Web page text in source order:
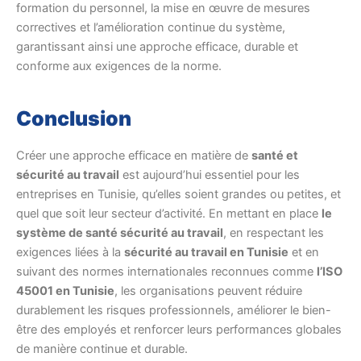
formation du personnel, la mise en œuvre de mesures
correctives et l’amélioration continue du système,
garantissant ainsi une approche efficace, durable et
conforme aux exigences de la norme.
Conclusion
Créer une approche efficace en matière de santé et
sécurité au travail est aujourd’hui essentiel pour les
entreprises en Tunisie, qu’elles soient grandes ou petites, et
quel que soit leur secteur d’activité. En mettant en place le
système de santé sécurité au travail, en respectant les
exigences liées à la sécurité au travail en Tunisie et en
suivant des normes internationales reconnues comme l’ISO
45001 en Tunisie, les organisations peuvent réduire
durablement les risques professionnels, améliorer le bien-
être des employés et renforcer leurs performances globales
de manière continue et durable.